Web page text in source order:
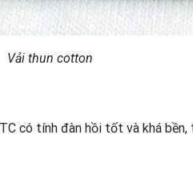
Vải thun cotton
có tính đàn hồi tốt và khá